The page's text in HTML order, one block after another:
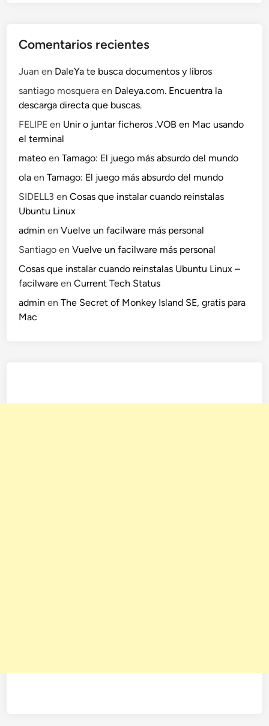
Comentarios recientes
Juan en DaleYa te busca documentos y libros
santiago mosquera en Daleya.com. Encuentra la
descarga directa que buscas.
FELIPE en Unir o juntar ficheros .VOB en Mac usando
el terminal
mateo enTamago: El juego más absurdo del mundo
ola enTamago: El juego más absurdo del mundo
SIDELL3 enCosas que instalar cuando reinstalas
Ubuntu Linux
admin enVuelve un facilware más personal
Santiago enVuelve un facilware más personal
Cosas que instalar cuando reinstalas Ubuntu Linux –
facilware enCurrent Tech Status
admin enThe Secret of Monkey Island SE, gratis para
Mac